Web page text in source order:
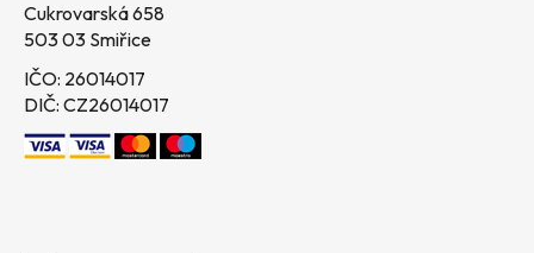
Cukrovarská 658
503 03 Smiřice
IČO: 26014017
DIČ: CZ26014017